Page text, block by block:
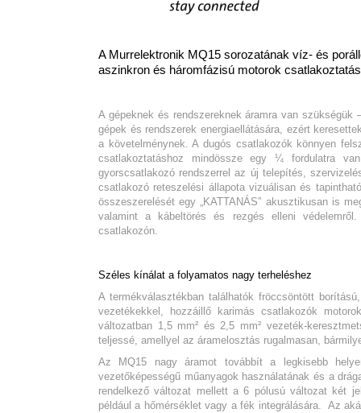
A Murrelektronik MQ15 sorozatának víz- és
aszinkron és háromfázisú motorok
A gépeknek és rendszereknek áramra van
gépek és rendszerek energiaellátására, ezért
a követelménynek. A dugós csatlakozók könnyen
csatlakoztatáshoz mindössze egy ¼ fordulatra
gyorscsatlakozó rendszerrel az új telepítés,
csatlakozó reteszelési állapota vizuálisan és
összeszerelését egy „KATTANÁS” akusztikusan is
valamint a kábeltörés és rezgés elleni
csatlakozón.
Széles kínálat a folyamatos nagy terheléshez
A termékválasztékban találhatók fröccsöntött
vezetékekkel, hozzáillő karimás csatlakozók
változatban 1,5 mm² és 2,5 mm² vezeték-
teljessé, amellyel az áramelosztás rugalmasan,
Az MQ15 nagy áramot továbbít a legkisebb
vezetőképességű műanyagok használatának és a
rendelkező változat mellett a 6 pólusú változat két
például a hőmérséklet vagy a fék integrálására. Az